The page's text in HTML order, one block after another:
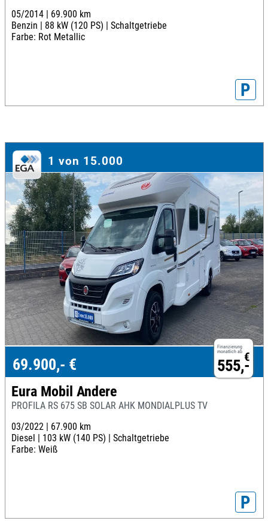
05/2014 | 69.900 km
Benzin | 88 kW (120 PS) | Schaltgetriebe
Farbe: Rot Metallic
P
1 von 15.000
Finanzierung
monatlich ab €
555,-
69.900,- €
Eura Mobil Andere
PROFILA RS 675 SB SOLAR AHK MONDIALPLUS TV
03/2022 | 67.900 km
Diesel | 103 kW (140 PS) | Schaltgetriebe
Farbe: Weiß
P